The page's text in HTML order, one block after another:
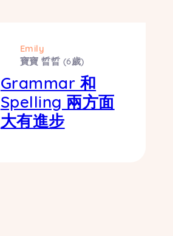
Emily
寶寶 晢晢 (6歲)
Grammar 和
Spelling 兩方面
大有進步